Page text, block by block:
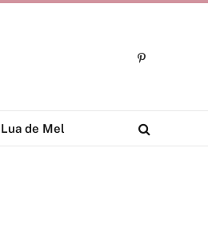
Pinterest
Lua de Mel